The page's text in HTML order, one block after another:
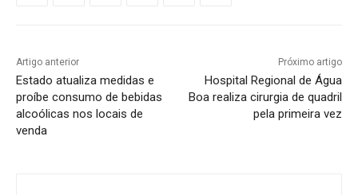
Artigo anterior
Estado atualiza medidas e
proíbe consumo de bebidas
alcoólicas nos locais de
venda
Próximo artigo
Hospital Regional de Água
Boa realiza cirurgia de quadril
pela primeira vez